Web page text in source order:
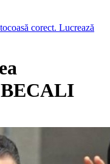
corect. Lucrează